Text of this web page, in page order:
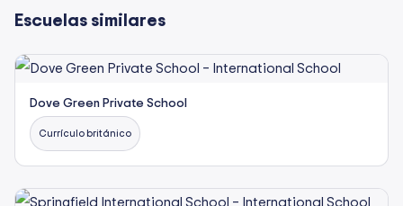
Escuelas similares
Dove Green Private School
Currículo británico